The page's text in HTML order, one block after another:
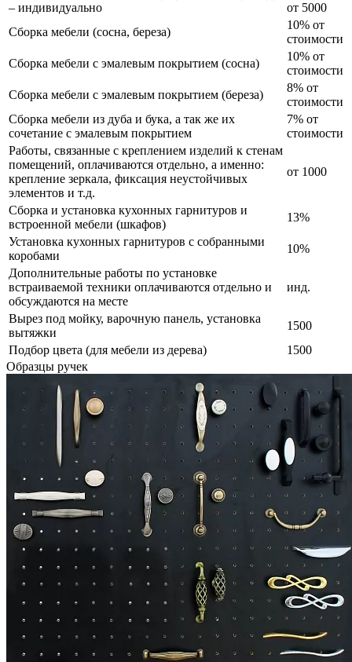
– индивидуально
от 5000
Сборка мебели (сосна, береза)
10% от
стоимости
Сборка мебели с эмалевым покрытием (сосна)
10% от
стоимости
Сборка мебели с эмалевым покрытием (береза)
8% от
стоимости
Сборка мебели из дуба и бука, а так же их
сочетание с эмалевым покрытием
7% от
стоимости
Работы, связанные с креплением изделий к стенам
помещений, оплачиваются отдельно, а именно:
крепление зеркала, фиксация неустойчивых
элементов и т.д.
от 1000
Сборка и установка кухонных гарнитуров и
встроенной мебели (шкафов)
13%
Установка кухонных гарнитуров с собранными
коробами
10%
Дополнительные работы по установке
встраиваемой техники оплачиваются отдельно и
обсуждаются на месте
инд.
Вырез под мойку, варочную панель, установка
вытяжки
1500
Подбор цвета (для мебели из дерева)
1500
Образцы ручек